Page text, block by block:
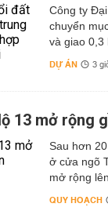
Công ty
chuyển
và giao 0,3
DỰ ÁN 3
13 mở rộng
Sau hơn
ở cửa ngõ
mở rộng
QUY HOẠCH